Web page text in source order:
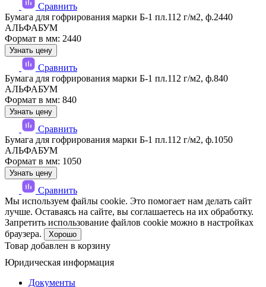
Сравнить
Бумага для гофрирования марки Б-1 пл.112 г/м2, ф.2440
АЛЬФАБУМ
Формат в мм: 2440
Узнать цену
Сравнить
Бумага для гофрирования марки Б-1 пл.112 г/м2, ф.840
АЛЬФАБУМ
Формат в мм: 840
Узнать цену
Сравнить
Бумага для гофрирования марки Б-1 пл.112 г/м2, ф.1050
АЛЬФАБУМ
Формат в мм: 1050
Узнать цену
Сравнить
Мы используем файлы cookie. Это помогает нам делать сайт
лучше. Оставаясь на сайте, вы соглашаетесь на их обработку.
Запретить использование файлов cookie можно в настройках
браузера.
Хорошо
Товар добавлен в корзину
Юридическая информация
Документы